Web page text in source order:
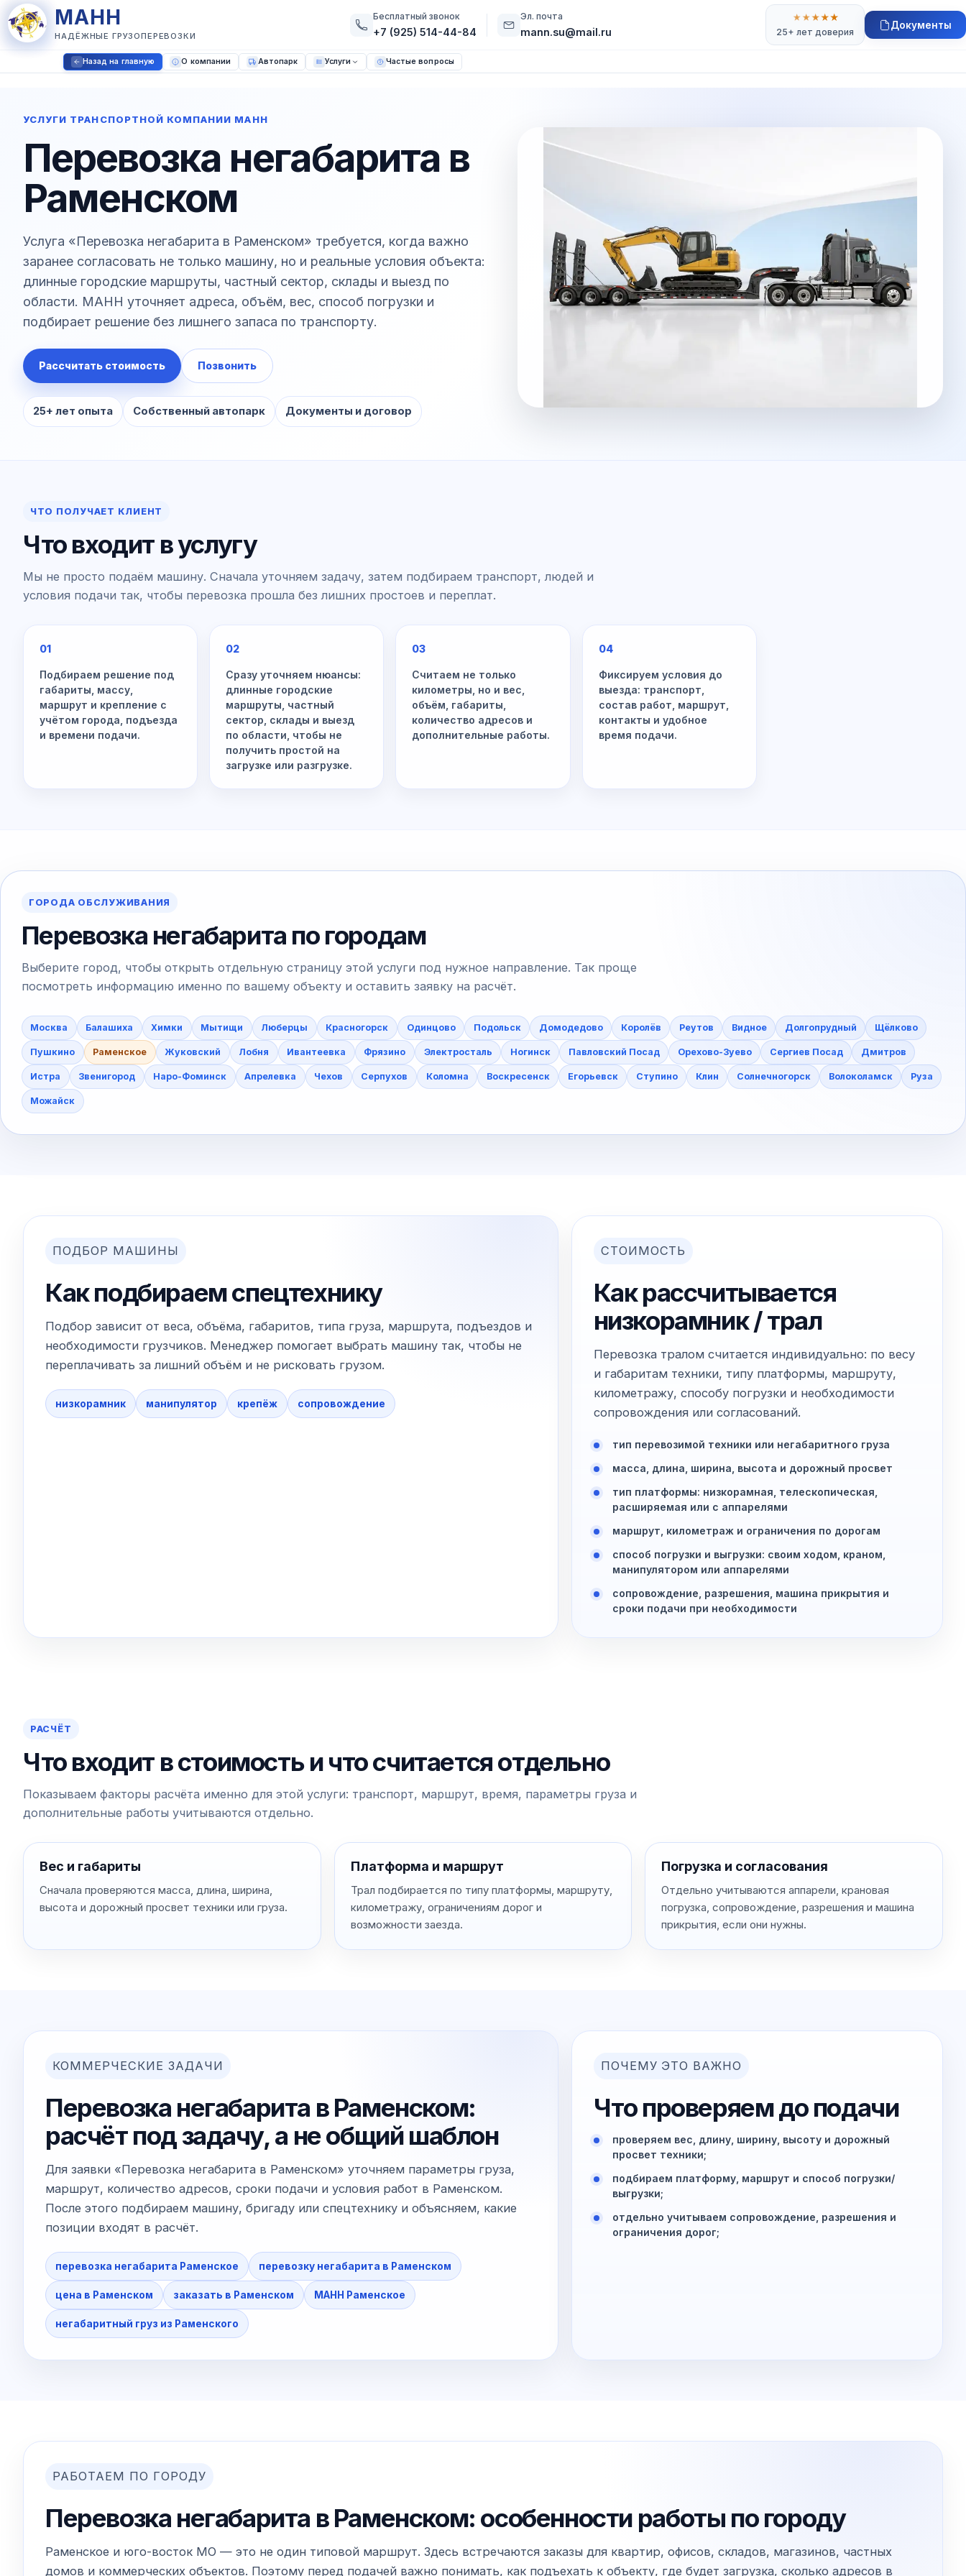
МАНН
НАДЁЖНЫЕ ГРУЗОПЕРЕВОЗКИ
Бесплатный звонок
+7 (925) 514-44-84
Эл. почта
mann.su@mail.ru
★ ★★★★
25+ лет доверия
Документы
Назад на главную О компании Автопарк Услуги Частые вопросы
УСЛУГИ ТРАНСПОРТНОЙ КОМПАНИИ МАНН
Перевозка негабарита в
Раменском
Услуга «Перевозка негабарита в Раменском» требуется, когда важно
заранее согласовать не только машину, но и реальные условия объекта:
длинные городские маршруты, частный сектор, склады и выезд по
области. МАНН уточняет адреса, объём, вес, способ погрузки и
подбирает решение без лишнего запаса по транспорту.
Рассчитать стоимость Позвонить
25+ лет опыта Собственный автопарк Документы и договор
ЧТО ПОЛУЧАЕТ КЛИЕНТ
Что входит в услугу
Мы не просто подаём машину. Сначала уточняем задачу, затем подбираем транспорт, людей и
условия подачи так, чтобы перевозка прошла без лишних простоев и переплат.
01
Подбираем решение под
габариты, массу,
маршрут и крепление с
учётом города, подъезда
и времени подачи.
02
Сразу уточняем нюансы:
длинные городские
маршруты, частный
сектор, склады и выезд
по области, чтобы не
получить простой на
загрузке или разгрузке.
03
Считаем не только
километры, но и вес,
объём, габариты,
количество адресов и
дополнительные работы.
04
Фиксируем условия до
выезда: транспорт,
состав работ, маршрут,
контакты и удобное
время подачи.
ГОРОДА ОБСЛУЖИВАНИЯ
Перевозка негабарита по городам
Выберите город, чтобы открыть отдельную страницу этой услуги под нужное направление. Так проще
посмотреть информацию именно по вашему объекту и оставить заявку на расчёт.
Москва Балашиха Химки Мытищи Люберцы Красногорск Одинцово Подольск Домодедово Королёв Реутов Видное Долгопрудный Щёлково
Пушкино Раменское Жуковский Лобня Ивантеевка Фрязино Электросталь Ногинск Павловский Посад Орехово-Зуево Сергиев Посад Дмитров
Истра Звенигород Наро-Фоминск Апрелевка Чехов Серпухов Коломна Воскресенск Егорьевск Ступино Клин Солнечногорск Волоколамск Руза
Можайск
ПОДБОР МАШИНЫ
Как подбираем спецтехнику
Подбор зависит от веса, объёма, габаритов, типа груза, маршрута, подъездов и
необходимости грузчиков. Менеджер помогает выбрать машину так, чтобы не
переплачивать за лишний объём и не рисковать грузом.
низкорамник манипулятор крепёж сопровождение
СТОИМОСТЬ
Как рассчитывается
низкорамник / трал
Перевозка тралом считается индивидуально: по весу
и габаритам техники, типу платформы, маршруту,
километражу, способу погрузки и необходимости
сопровождения или согласований.
тип перевозимой техники или негабаритного груза
масса, длина, ширина, высота и дорожный просвет
тип платформы: низкорамная, телескопическая,
расширяемая или с аппарелями
маршрут, километраж и ограничения по дорогам
способ погрузки и выгрузки: своим ходом, краном,
манипулятором или аппарелями
сопровождение, разрешения, машина прикрытия и
сроки подачи при необходимости
РАСЧЁТ
Что входит в стоимость и что считается отдельно
Показываем факторы расчёта именно для этой услуги: транспорт, маршрут, время, параметры груза и
дополнительные работы учитываются отдельно.
Вес и габариты
Сначала проверяются масса, длина, ширина,
высота и дорожный просвет техники или груза.
Платформа и маршрут
Трал подбирается по типу платформы, маршруту,
километражу, ограничениям дорог и
возможности заезда.
Погрузка и согласования
Отдельно учитываются аппарели, крановая
погрузка, сопровождение, разрешения и машина
прикрытия, если они нужны.
КОММЕРЧЕСКИЕ ЗАДАЧИ
Перевозка негабарита в Раменском:
расчёт под задачу, а не общий шаблон
Для заявки «Перевозка негабарита в Раменском» уточняем параметры груза,
маршрут, количество адресов, сроки подачи и условия работ в Раменском.
После этого подбираем машину, бригаду или спецтехнику и объясняем, какие
позиции входят в расчёт.
перевозка негабарита Раменское перевозку негабарита в Раменском
цена в Раменском заказать в Раменском МАНН Раменское
негабаритный груз из Раменского
ПОЧЕМУ ЭТО ВАЖНО
Что проверяем до подачи
проверяем вес, длину, ширину, высоту и дорожный
просвет техники;
подбираем платформу, маршрут и способ погрузки/
выгрузки;
отдельно учитываем сопровождение, разрешения и
ограничения дорог;
РАБОТАЕМ ПО ГОРОДУ
Перевозка негабарита в Раменском: особенности работы по городу
Раменское и юго-восток МО — это не один типовой маршрут. Здесь встречаются заказы для квартир, офисов, складов, магазинов, частных
домов и коммерческих объектов. Поэтому перед подачей важно понимать, как подъехать к объекту, где будет загрузка, сколько адресов в